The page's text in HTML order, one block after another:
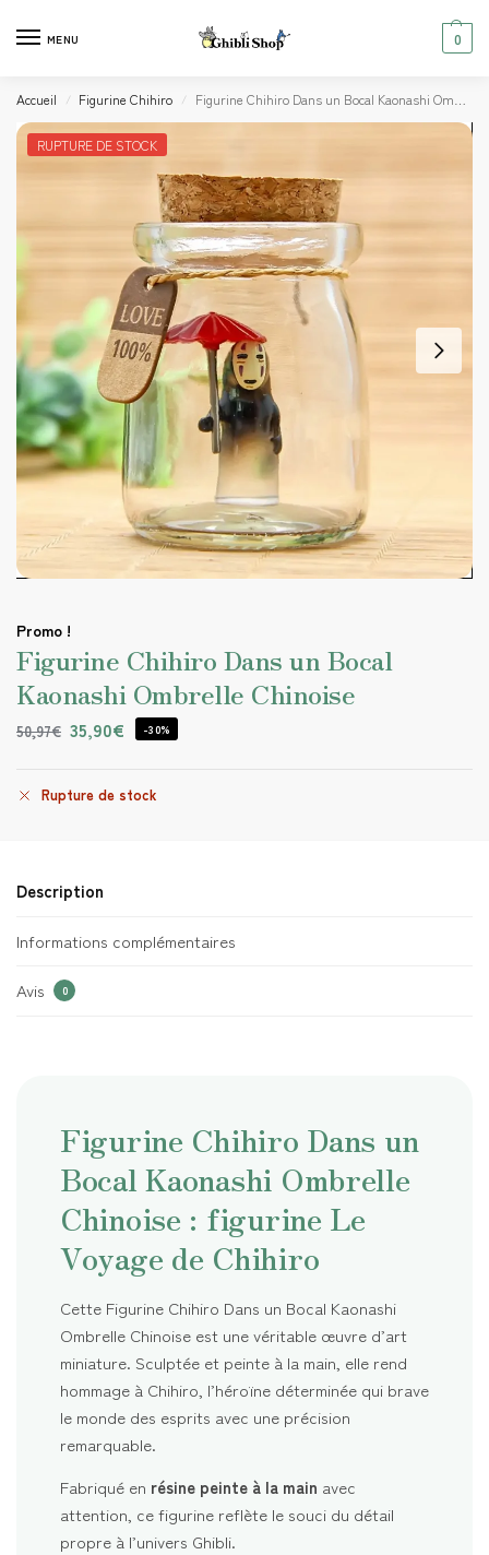
MENU 0
Accueil / Figurine Chihiro / Figurine Chihiro Dans un Bocal Kaonashi Ombrelle Chinoise
RUPTURE DE STOCK
Promo !
Figurine Chihiro Dans un Bocal
Kaonashi Ombrelle Chinoise
50,97€ 35,90€ -30%
Rupture de stock
Description
Informations complémentaires
Avis 0
Figurine Chihiro Dans un
Bocal Kaonashi Ombrelle
Chinoise : figurine Le
Voyage de Chihiro
Cette Figurine Chihiro Dans un Bocal Kaonashi
Ombrelle Chinoise est une véritable œuvre d’art
miniature. Sculptée et peinte à la main, elle rend
hommage à Chihiro, l’héroïne déterminée qui brave
le monde des esprits avec une précision
remarquable.
Fabriqué en résine peinte à la main avec
attention, ce figurine reflète le souci du détail
propre à l’univers Ghibli.